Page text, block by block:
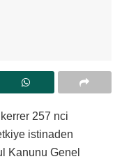
257 nci
istinaden
Kanunu Genel